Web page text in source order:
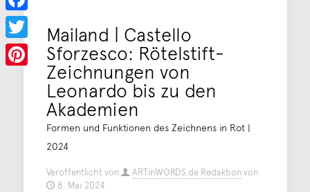
Mailand | Castello
Sforzesco: Rötelstift-
Zeichnungen von
Leonardo bis zu den
Akademien
Formen und Funktionen des Zeichnens in Rot |
2024
Veröffentlicht von ARTinWORDS.de Redaktionvon
8. Mai 2024
Facebook
Twitter